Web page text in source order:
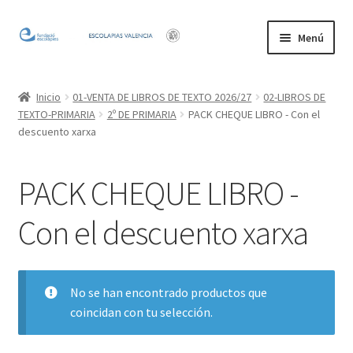
Ir
navegación
Ir
Menú
Mi cuenta
Inicio 01-VENTA DE LIBROS DE TEXTO 2026/27
02-LIBROS DE
TEXTO-PRIMARIA
2º DE PRIMARIA
PACK CHEQUE LIBRO - Con el
descuento xarxa
PACK CHEQUE LIBRO -
Con el descuento xarxa
No se han encontrado productos que
coincidan con tu selección.